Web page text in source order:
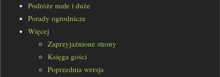
Podróże małe i duże
Porady ogrodnicze
Więcej
Zaprzyjaźnione strony
Księga gości
Poprzednia wersja